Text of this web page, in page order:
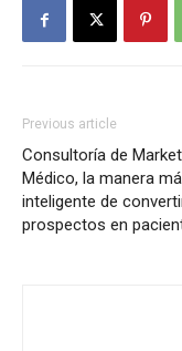
Previous article
Consultoría de
Médico, la manera
inteligente de
prospectos en